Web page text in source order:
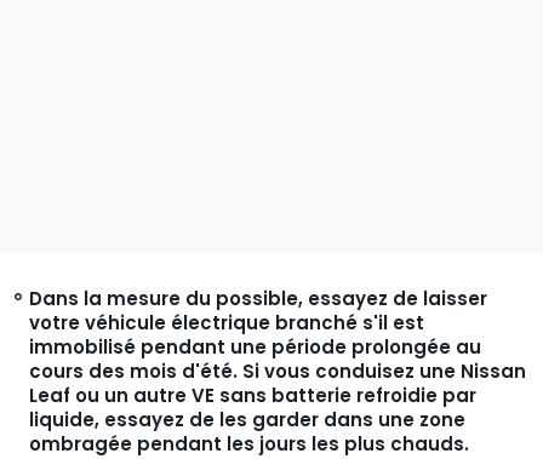
Dans la mesure du possible, essayez de laisser
votre véhicule électrique branché s'il est
immobilisé pendant une période prolongée au
cours des mois d'été. Si vous conduisez une Nissan
Leaf ou un autre VE sans batterie refroidie par
liquide, essayez de les garder dans une zone
ombragée pendant les jours les plus chauds.